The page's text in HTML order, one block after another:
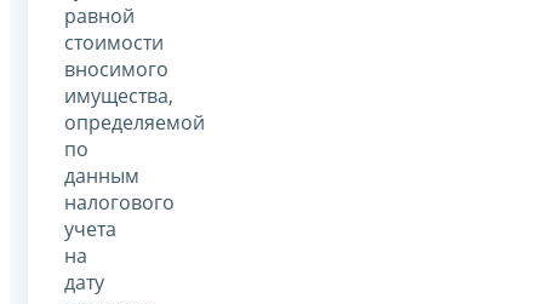
равной
стоимости
вносимого
имущества,
определяемой
по
данным
налогового
учета
на
дату